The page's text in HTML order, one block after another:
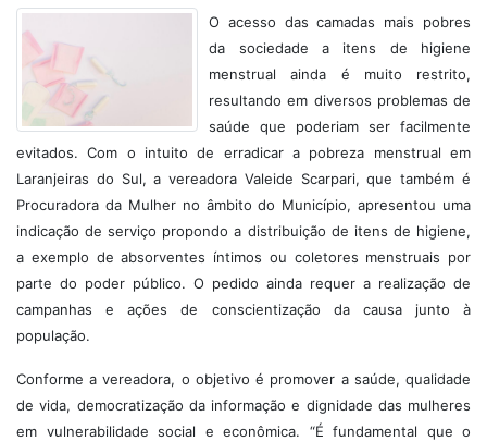
O acesso das camadas mais pobres
da sociedade a itens de higiene
menstrual ainda é muito restrito,
resultando em diversos problemas de
saúde que poderiam ser facilmente
evitados. Com o intuito de erradicar a pobreza menstrual em
Laranjeiras do Sul, a vereadora Valeide Scarpari, que também é
Procuradora da Mulher no âmbito do Município, apresentou uma
indicação de serviço propondo a distribuição de itens de higiene,
a exemplo de absorventes íntimos ou coletores menstruais por
parte do poder público. O pedido ainda requer a realização de
campanhas e ações de conscientização da causa junto à
população.
Conforme a vereadora, o objetivo é promover a saúde, qualidade
de vida, democratização da informação e dignidade das mulheres
em vulnerabilidade social e econômica. “É fundamental que o